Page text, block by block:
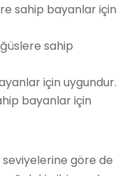
sahip bayanlar için
sahip
için uygundur.
bayanlar için
göre de